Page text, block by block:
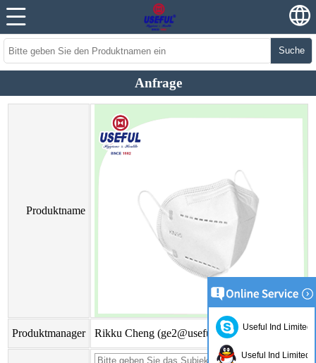
Suche
Anfrage
Produktname
Produktmanager Rikku Cheng (ge2@usefulhk.com)
Useful Ind Limited
Useful Ind Limited